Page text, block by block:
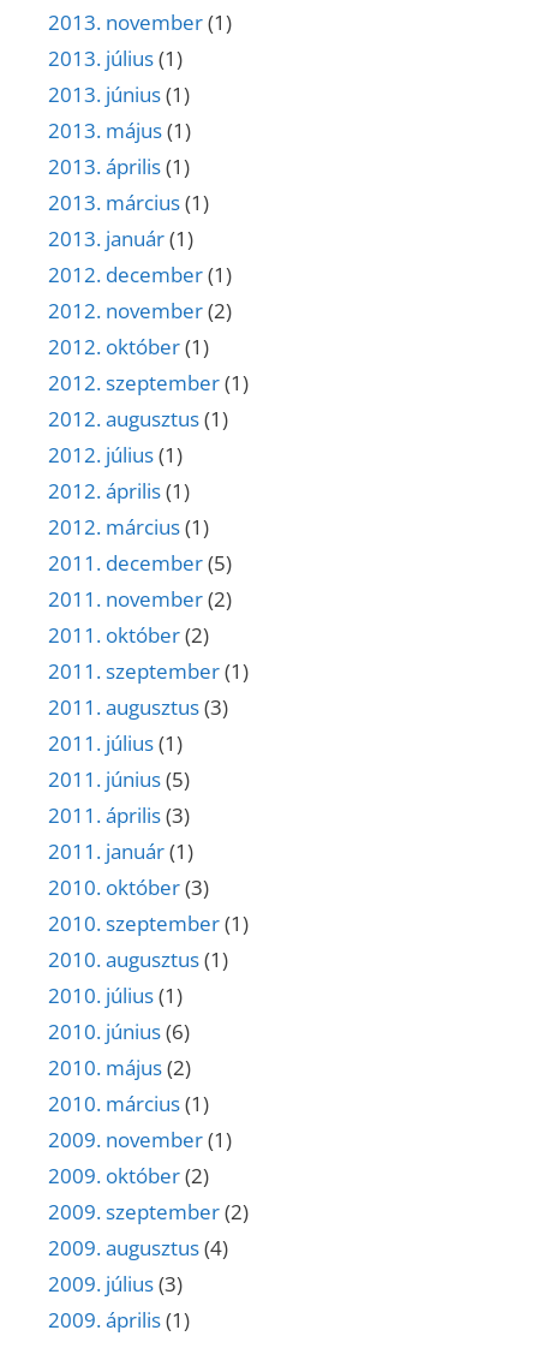
2013. november(1)
2013. július(1)
2013. június(1)
2013. május(1)
2013. április(1)
2013. március(1)
2013. január(1)
2012. december(1)
2012. november(2)
2012. október(1)
2012. szeptember(1)
2012. augusztus(1)
2012. július(1)
2012. április(1)
2012. március(1)
2011. december(5)
2011. november(2)
2011. október(2)
2011. szeptember(1)
2011. augusztus(3)
2011. július(1)
2011. június(5)
2011. április(3)
2011. január(1)
2010. október(3)
2010. szeptember(1)
2010. augusztus(1)
2010. július(1)
2010. június(6)
2010. május(2)
2010. március(1)
2009. november(1)
2009. október(2)
2009. szeptember(2)
2009. augusztus(4)
2009. július(3)
2009. április(1)